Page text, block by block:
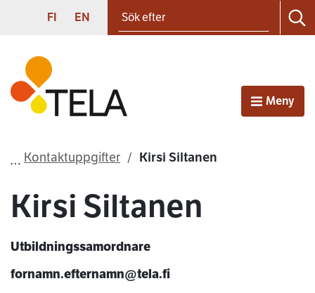
Gå till innehållet
SUOMI
FI ENGLISH
EN
Första sidan
Öppna
Meny
Kontaktuppgifter Kirsi Siltanen
Kirsi Siltanen
Utbildningssamordnare
fornamn.efternamn@tela.fi